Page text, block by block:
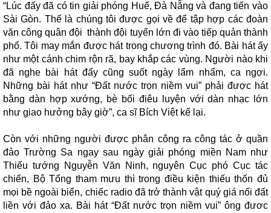
“Lúc đấy đã có tin giải phóng Huế, Đà Nẵng và đang tiến vào
Sài Gòn. Thế là chúng tôi được gọi về để tập hợp các đoàn
văn công quân đội thành đội tuyển lớn đi vào tiếp quản thành
phố. Tôi may mắn được hát trong chương trình đó. Bài hát ấy
như một cánh chim rộn rã, bay khắp các vùng. Người nào khi
đã nghe bài hát đấy cũng suốt ngày lẩm nhẩm, ca ngợi.
Những bài hát như “Đất nước trọn niềm vui” phải được hát
bằng dàn hợp xướng, bè bối điêu luyện với dàn nhạc lớn
như giao hưởng bây giờ”, ca sĩ Bích Việt kể lại.
Còn với những người được phân công ra công tác ở quần
đảo Trường Sa ngay sau ngày giải phóng miền Nam như
Thiếu tướng Nguyễn Văn Ninh, nguyên Cục phó Cục tác
chiến, Bộ Tổng tham mưu thì trong điều kiện thiếu thốn đủ
mọi bề ngoài biển, chiếc radio đã trở thành vật quý giá nối đất
liền với đảo xa. Bài hát “Đất nước trọn niềm vui” ông đươc